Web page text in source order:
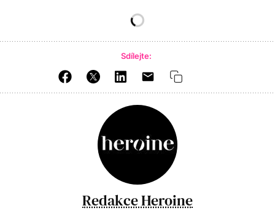
Sdílejte:
Redakce Heroine